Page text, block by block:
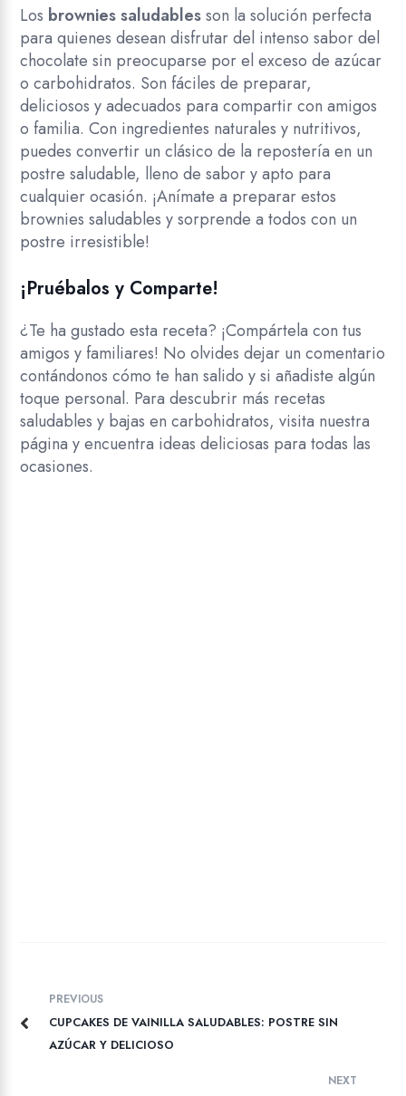
Los brownies saludablesson la solución perfecta
para quienes desean disfrutar del intenso sabor del
chocolate sin preocuparse por el exceso de azúcar
o carbohidratos. Son fáciles de preparar,
deliciosos y adecuados para compartir con amigos
o familia. Con ingredientes naturales y nutritivos,
puedes convertir un clásico de la repostería en un
postre saludable, lleno de sabor y apto para
cualquier ocasión. ¡Anímate a preparar estos
brownies saludables y sorprende a todos con un
postre irresistible!
¡Pruébalos y Comparte!
¿Te ha gustado esta receta? ¡Compártela con tus
amigos y familiares! No olvides dejar un comentario
contándonos cómo te han salido y si añadiste algún
toque personal. Para descubrir más recetas
saludables y bajas en carbohidratos, visita nuestra
página y encuentra ideas deliciosas para todas las
ocasiones.
PREVIOUS
CUPCAKES DE VAINILLA SALUDABLES: POSTRE SIN
AZÚCAR Y DELICIOSO
NEXT